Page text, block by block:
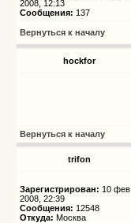
2008, 12:13
Сообщения: 137
Вернуться к началу
hockfor
Вернуться к началу
trifon
Зарегистрирован: 10 фев
2008, 22:39
Сообщения: 12548
Откуда: Москва